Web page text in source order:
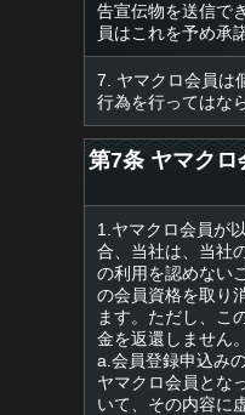
告宣伝物を送信で
員はこれを予め承
7. ヤマクロ会員は
行為を行ってはな
第7条 ヤマクロ
1.ヤマクロ会員が
合、当社は、当社
の利用を認めない
の会員資格を取り
ます。ただし、こ
金を返還しません。
a.会員登録申込み
ヤマクロ会員とな
いて、その内容に